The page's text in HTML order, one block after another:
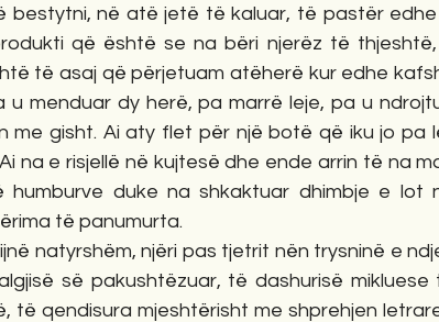
bestytni, në atë jetë të kaluar, të pastër
që është se na bëri njerëz të
të asaj që përjetuam atëherë kur edhe
u menduar dy herë, pa marrë leje, pa u
me gisht. Ai aty flet për një botë që iku jo pa
na e risjellë në kujtesë dhe ende arrin të na
duke na shkaktuar dhimbje e lot
të panumurta.
natyrshëm, njëri pas tjetrit nën trysninë e
së pakushtëzuar, të dashurisë
të qendisura mjeshtërisht me shprehjen